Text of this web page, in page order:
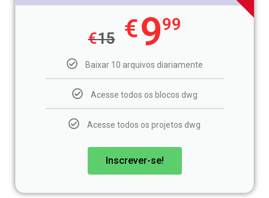
€15 €999
Baixar 10 arquivos diariamente
Acesse todos os blocos dwg
Acesse todos os projetos dwg
Inscrever-se!